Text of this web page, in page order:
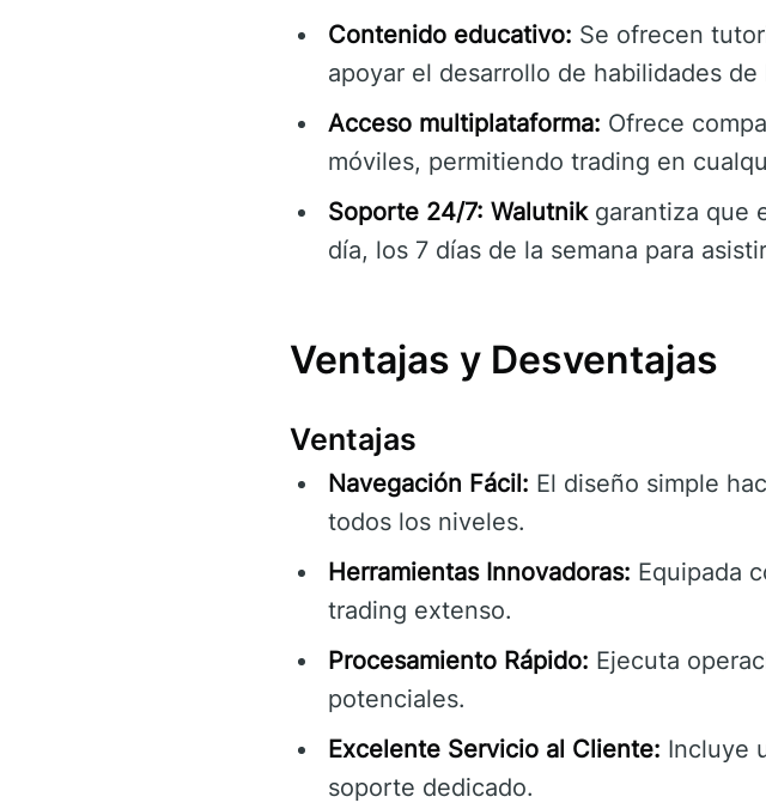
Contenido educativo: Se ofrecen
apoyar el desarrollo de habilidades
Acceso multiplataforma: Ofrece
móviles, permitiendo trading en
Soporte 24/7: Walutnikgarantiza que
día, los 7 días de la semana para
Ventajas y Desventajas
Ventajas
Navegación Fácil: El diseño simple
todos los niveles.
Herramientas Innovadoras: Equipada
trading extenso.
Procesamiento Rápido: Ejecuta
potenciales.
Excelente Servicio al Cliente: Incluye
soporte dedicado.